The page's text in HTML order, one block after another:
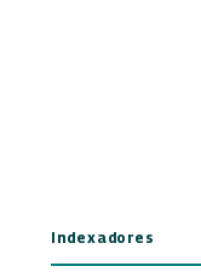
Indexadores